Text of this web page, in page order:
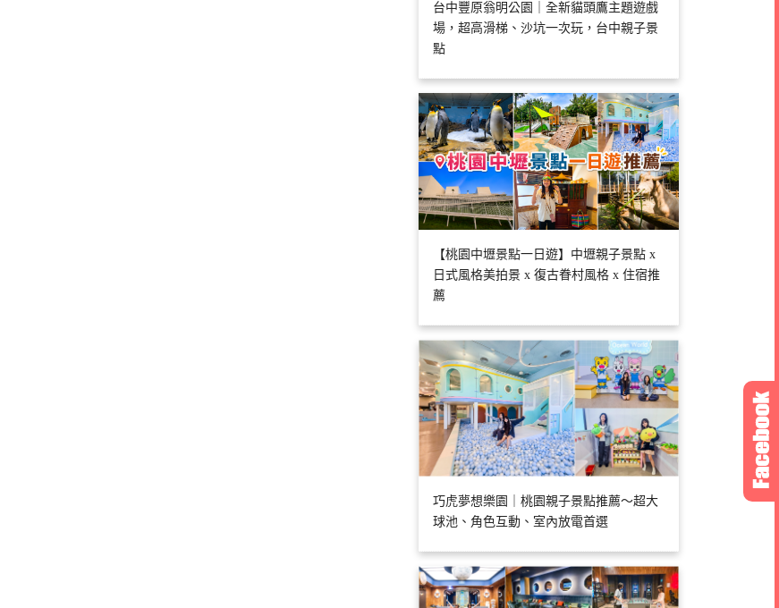
台中豐原翁明公園｜全新貓頭鷹主題遊戲
場，超高滑梯、沙坑一次玩，台中親子景
點
【桃園中壢景點一日遊】中壢親子景點 x
日式風格美拍景 x 復古眷村風格 x 住宿推
薦
巧虎夢想樂園｜桃園親子景點推薦～超大
球池、角色互動、室內放電首選